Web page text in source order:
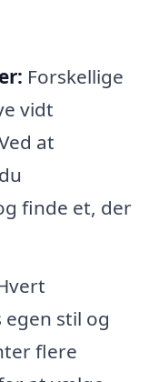
Forskellige
vidt
at
finde et, der
stil og
flere